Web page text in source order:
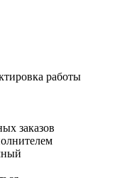
работы
заказов